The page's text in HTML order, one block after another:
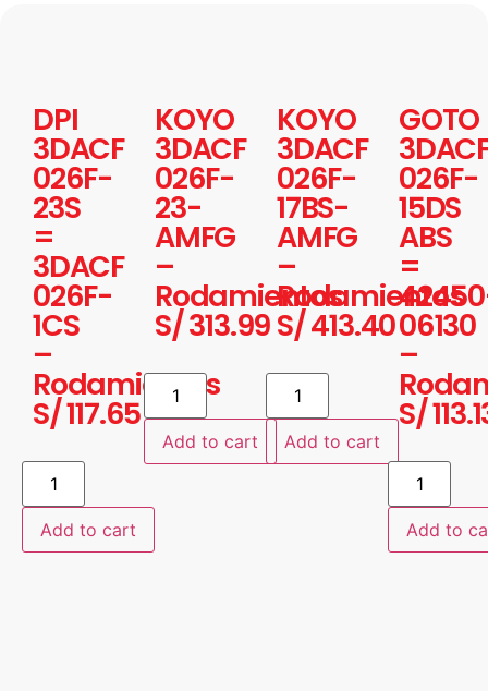
DPI
3DACF
026F-
23S
=
3DACF
026F-
1CS
–
Rodamientos
S/117.65
Add to cart
KOYO
3DACF
026F-
23-
AMFG
–
Rodamientos
S/313.99
Add to cart
KOYO
3DACF
026F-
17BS-
AMFG
–
Rodamientos
S/413.40
Add to cart
GOTO
026F-
15DS
ABS
=
06130
–
S/
Add to